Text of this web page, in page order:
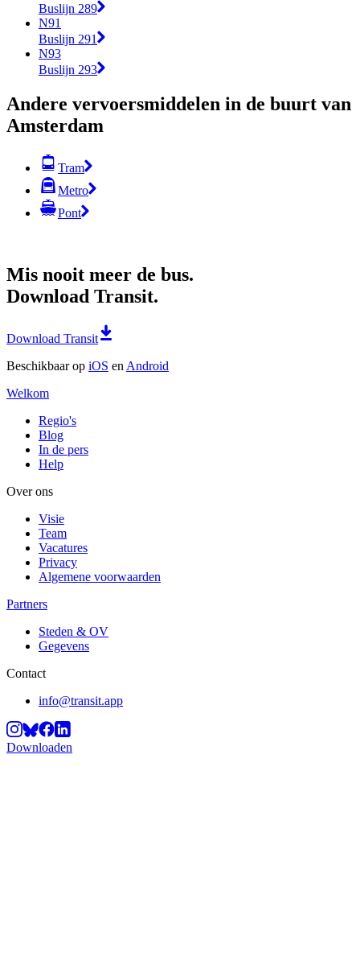
Buslijn 289
N91
Buslijn 291
N93
Buslijn 293
Andere vervoersmiddelen in de buurt van
Amsterdam
Tram
Metro
Pont
Mis nooit meer de bus.
Download Transit.
Download Transit
Beschikbaar op iOS en Android
Welkom
Regio's
Blog
In de pers
Help
Over ons
Visie
Team
Vacatures
Privacy
Algemene voorwaarden
Partners
Steden & OV
Gegevens
Contact
info@transit.app
Downloaden